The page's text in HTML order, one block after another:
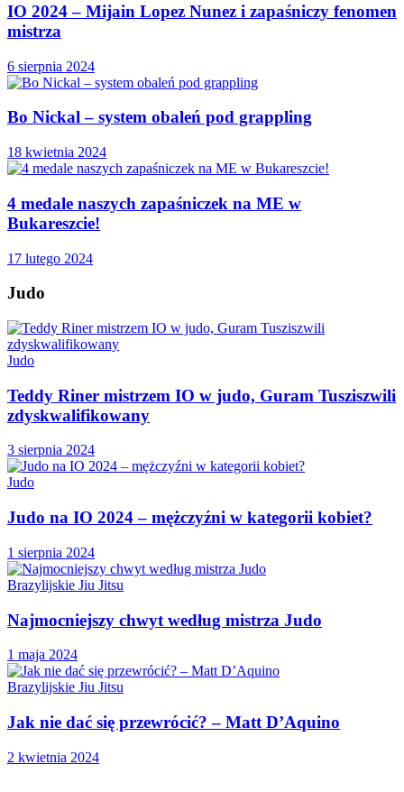
IO 2024 – Mijain Lopez Nunez i zapaśniczy fenomen
mistrza
6 sierpnia 2024
Bo Nickal – system obaleń pod grappling
18 kwietnia 2024
4 medale naszych zapaśniczek na ME w
Bukareszcie!
17 lutego 2024
Judo
Judo
Teddy Riner mistrzem IO w judo, Guram Tusziszwili
zdyskwalifikowany
3 sierpnia 2024
Judo
Judo na IO 2024 – mężczyźni w kategorii kobiet?
1 sierpnia 2024
Brazylijskie Jiu Jitsu
Najmocniejszy chwyt według mistrza Judo
1 maja 2024
Brazylijskie Jiu Jitsu
Jak nie dać się przewrócić? – Matt D’Aquino
2 kwietnia 2024